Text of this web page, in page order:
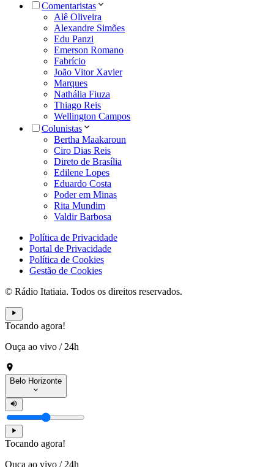
Comentaristas
Alê Oliveira
Alexandre Simões
Edu Panzi
Emerson Romano
Fabrício
João Vitor Xavier
Marques
Nathália Fiuza
Thiago Reis
Wellington Campos
Colunistas
Bertha Maakaroun
Ciro Dias Reis
Direto de Brasília
Edilene Lopes
Eduardo Costa
Poder em Minas
Rita Mundim
Valdir Barbosa
Política de Privacidade
Portal de Privacidade
Política de Cookies
Gestão de Cookies
© Rádio Itatiaia. Todos os direitos reservados.
Tocando agora!
Ouça ao vivo / 24h
Belo Horizonte
Tocando agora!
Ouça ao vivo / 24h